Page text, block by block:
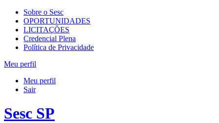
Sobre o Sesc
OPORTUNIDADES
LICITAÇÕES
Credencial Plena
Política de Privacidade
Meu perfil
Meu perfil
Sair
Sesc SP